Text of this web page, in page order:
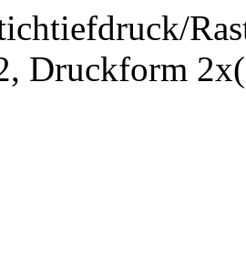
Druckform